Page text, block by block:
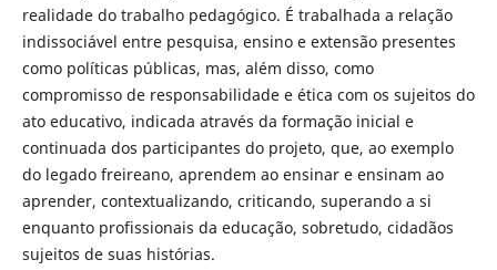
realidade do trabalho pedagógico. É trabalhada a relação
indissociável entre pesquisa, ensino e extensão presentes
como políticas públicas, mas, além disso, como
compromisso de responsabilidade e ética com os sujeitos do
ato educativo, indicada através da formação inicial e
continuada dos participantes do projeto, que, ao exemplo
do legado freireano, aprendem ao ensinar e ensinam ao
aprender, contextualizando, criticando, superando a si
enquanto profissionais da educação, sobretudo, cidadãos
sujeitos de suas histórias.